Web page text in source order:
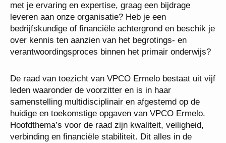
met je ervaring en expertise, graag een bijdrage
leveren aan onze organisatie? Heb je een
bedrijfskundige of financiële achtergrond en beschik je
over kennis ten aanzien van het begrotings- en
verantwoordingsproces binnen het primair onderwijs?
De raad van toezicht van VPCO Ermelo bestaat uit vijf
leden waaronder de voorzitter en is in haar
samenstelling multidisciplinair en afgestemd op de
huidige en toekomstige opgaven van VPCO Ermelo.
Hoofdthema’s voor de raad zijn kwaliteit, veiligheid,
verbinding en financiële stabiliteit. Dit alles in de